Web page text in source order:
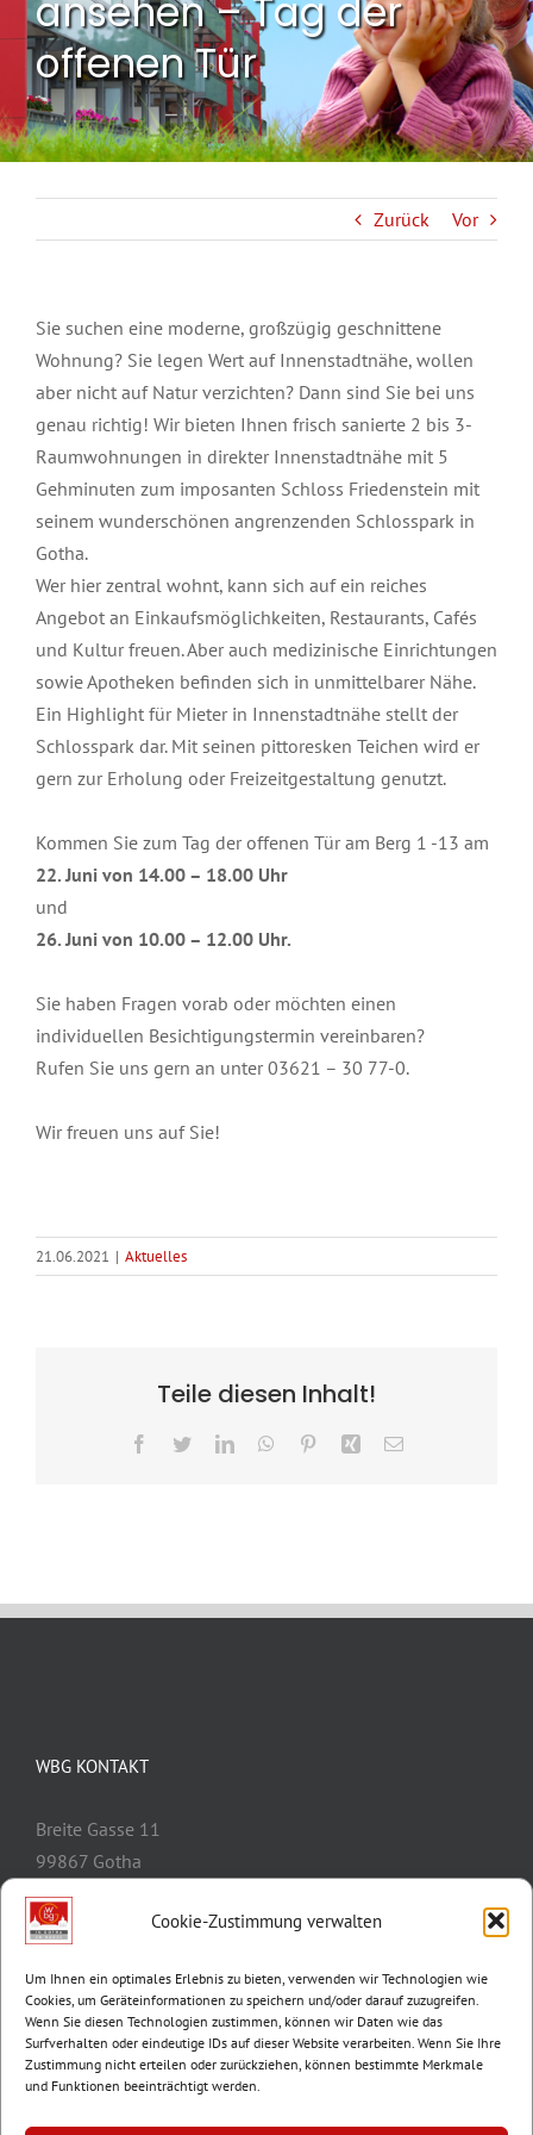
Cookie-Zustimmung verwalten
Um Ihnen ein optimales Erlebnis zu bieten, verwenden wir Technologien wie
Cookies, um Geräteinformationen zu speichern und/oder darauf zuzugreifen.
Wenn Sie diesen Technologien zustimmen, können wir Daten wie das
Surfverhalten oder eindeutige IDs auf dieser Website verarbeiten. Wenn Sie Ihre
Zustimmung nicht erteilen oder zurückziehen, können bestimmte Merkmale
und Funktionen beeinträchtigt werden.
ansehen – Tag der
offenen Tür
Zurück Vor
Sie suchen eine moderne, großzügig geschnittene
Wohnung? Sie legen Wert auf Innenstadtnähe, wollen
aber nicht auf Natur verzichten? Dann sind Sie bei uns
genau richtig! Wir bieten Ihnen frisch sanierte 2 bis 3-
Raumwohnungen in direkter Innenstadtnähe mit 5
Gehminuten zum imposanten Schloss Friedenstein mit
seinem wunderschönen angrenzenden Schlosspark in
Gotha.
Wer hier zentral wohnt, kann sich auf ein reiches
Angebot an Einkaufsmöglichkeiten, Restaurants, Cafés
und Kultur freuen. Aber auch medizinische Einrichtungen
sowie Apotheken befinden sich in unmittelbarer Nähe.
Ein Highlight für Mieter in Innenstadtnähe stellt der
Schlosspark dar. Mit seinen pittoresken Teichen wird er
gern zur Erholung oder Freizeitgestaltung genutzt.
Kommen Sie zum Tag der offenen Tür am Berg 1 -13 am
22. Juni von 14.00 – 18.00 Uhr
und
26. Juni von 10.00 – 12.00 Uhr.
Sie haben Fragen vorab oder möchten einen
individuellen Besichtigungstermin vereinbaren?
Rufen Sie uns gern an unter 03621 – 30 77-0.
Wir freuen uns auf Sie!
21.06.2021 | Aktuelles
Teile diesen Inhalt!
Facebook
TwitterLinkedInWhatsApp
PinterestXing E-
WBG KONTAKT
Breite Gasse 11
99867 Gotha
Telefon:
E-Mail:
info@wbg-gotha.de